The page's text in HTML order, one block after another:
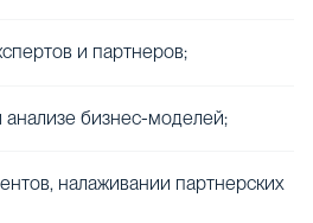
и партнеров;
бизнес-моделей;
налаживании партнерских